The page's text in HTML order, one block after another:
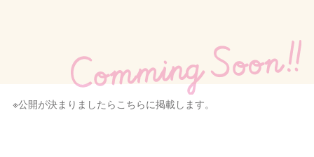
※公開が決まりましたらこちらに掲載します。